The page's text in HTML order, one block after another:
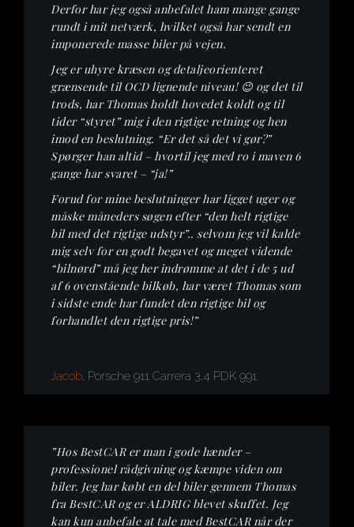
Derfor har jeg også anbefalet ham mange gange
rundt i mit netværk, hvilket også har sendt en
imponerede masse biler på vejen.
Jeg er uhyre kræsen og detaljeorienteret
grænsende til OCD lignende niveau! 😉 og det til
trods, har Thomas holdt hovedet koldt og til
tider “styret” mig i den rigtige retning og hen
imod en beslutning. “Er det så det vi gør?”
Spørger han altid – hvortil jeg med ro i maven 6
gange har svaret – “ja!”
Forud for mine beslutninger har ligget uger og
måske måneders søgen efter “den helt rigtige
bil med det rigtige udstyr”.. selvom jeg vil kalde
mig selv for en godt begavet og meget vidende
“bilnørd” må jeg her indrømme at det i de 5 ud
af 6 ovenstående bilkøb, har været Thomas som
i sidste ende har fundet den rigtige bil og
forhandlet den rigtige pris!”
Jacob, Porsche 911 Carrera 3,4 PDK 991
”Hos BestCAR er man i gode hænder –
professionel rådgivning og kæmpe viden om
biler. Jeg har købt en del biler gennem Thomas
fra BestCAR og er ALDRIG blevet skuffet. Jeg
kan kun anbefale at tale med BestCAR når der